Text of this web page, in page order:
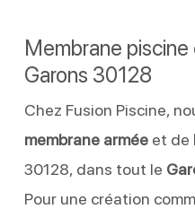
Membrane piscine
Garons 30128
Chez Fusion Piscine,
membrane arméeet de
30128, dans tout le
Pour une création